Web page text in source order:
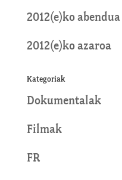
2012(e)ko abendua
2012(e)ko azaroa
Kategoriak
Dokumentalak
Filmak
FR